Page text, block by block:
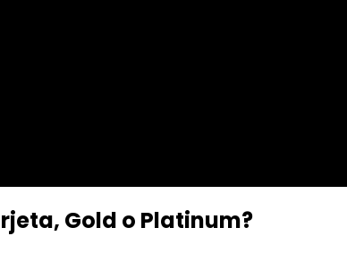
Gold o Platinum?